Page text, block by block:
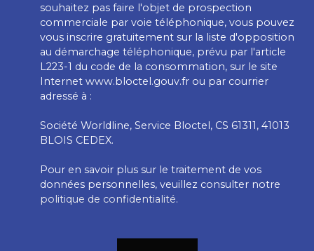
souhaitez pas faire l'objet de prospection
commerciale par voie téléphonique, vous pouvez
vous inscrire gratuitement sur la liste d'opposition
au démarchage téléphonique, prévu par l'article
L223-1 du code de la consommation, sur le site
Internet www.bloctel.gouv.fr ou par courrier
adressé à :
Société Worldline, Service Bloctel, CS 61311, 41013
BLOIS CEDEX.
Pour en savoir plus sur le traitement de vos
données personnelles, veuillez consulter notre
politique de confidentialité.